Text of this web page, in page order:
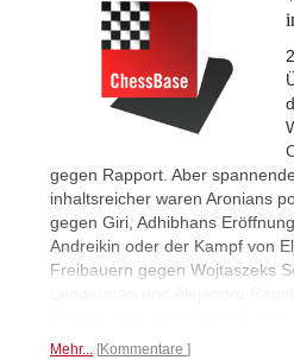
gegen Rapport. Aber
inhaltsreicher waren Aronians
gegen Giri, Adhibhans
Andreikin oder der Kampf von
Freibauern gegen Wojtaszeks
Mehr... Kommentare